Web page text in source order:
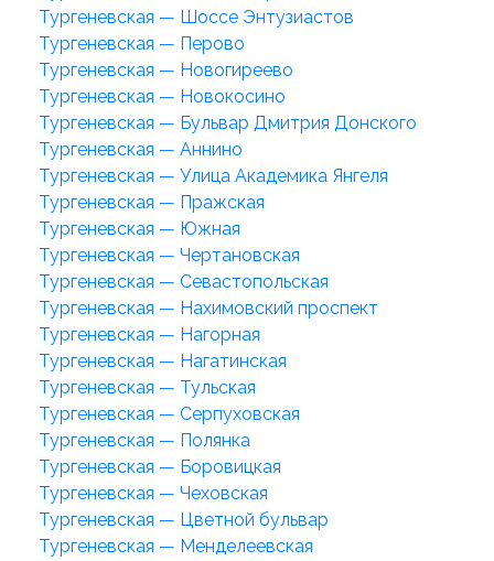
Тургеневская — Шоссе Энтузиастов
Тургеневская — Перово
Тургеневская — Новогиреево
Тургеневская — Новокосино
Тургеневская — Бульвар Дмитрия Донского
Тургеневская — Аннино
Тургеневская — Улица Академика Янгеля
Тургеневская — Пражская
Тургеневская — Южная
Тургеневская — Чертановская
Тургеневская — Севастопольская
Тургеневская — Нахимовский проспект
Тургеневская — Нагорная
Тургеневская — Нагатинская
Тургеневская — Тульская
Тургеневская — Серпуховская
Тургеневская — Полянка
Тургеневская — Боровицкая
Тургеневская — Чеховская
Тургеневская — Цветной бульвар
Тургеневская — Менделеевская